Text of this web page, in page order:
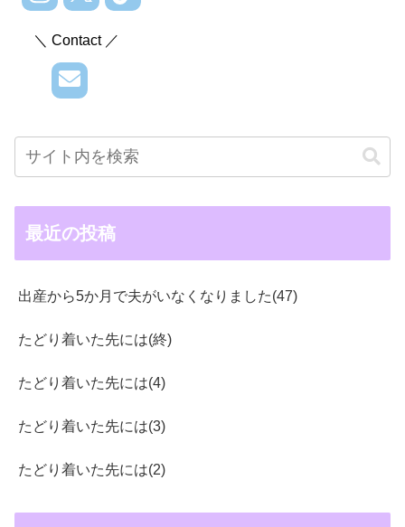
＼ Contact ／
最近の投稿
出産から5か月で夫がいなくなりました(47)
たどり着いた先には(終)
たどり着いた先には(4)
たどり着いた先には(3)
たどり着いた先には(2)